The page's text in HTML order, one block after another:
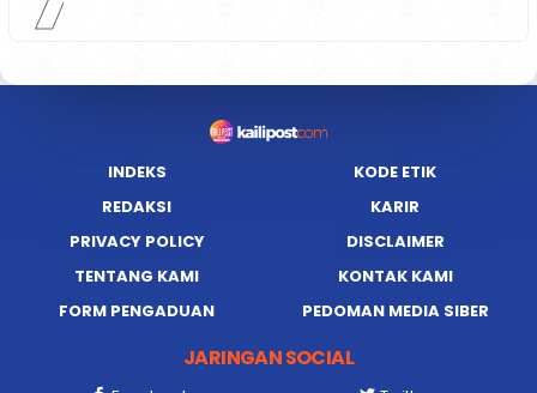
INDEKS
KODE ETIK
REDAKSI
KARIR
PRIVACY POLICY
DISCLAIMER
TENTANG KAMI
KONTAK KAMI
FORM PENGADUAN
PEDOMAN MEDIA SIBER
JARINGAN SOCIAL